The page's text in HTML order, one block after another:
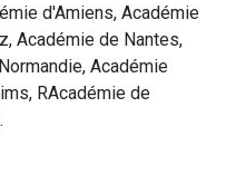
d'Amiens, Académie
Académie de Nantes,
Académie
RAcadémie de